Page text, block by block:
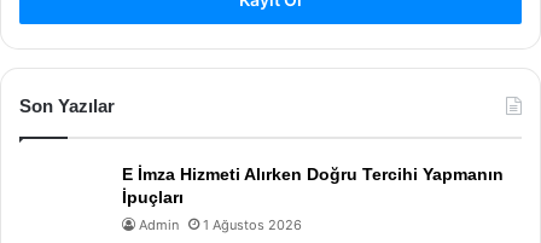
Son Yazılar
E İmza Hizmeti Alırken Doğru Tercihi Yapmanın
İpuçları
Admin 1 Ağustos 2026